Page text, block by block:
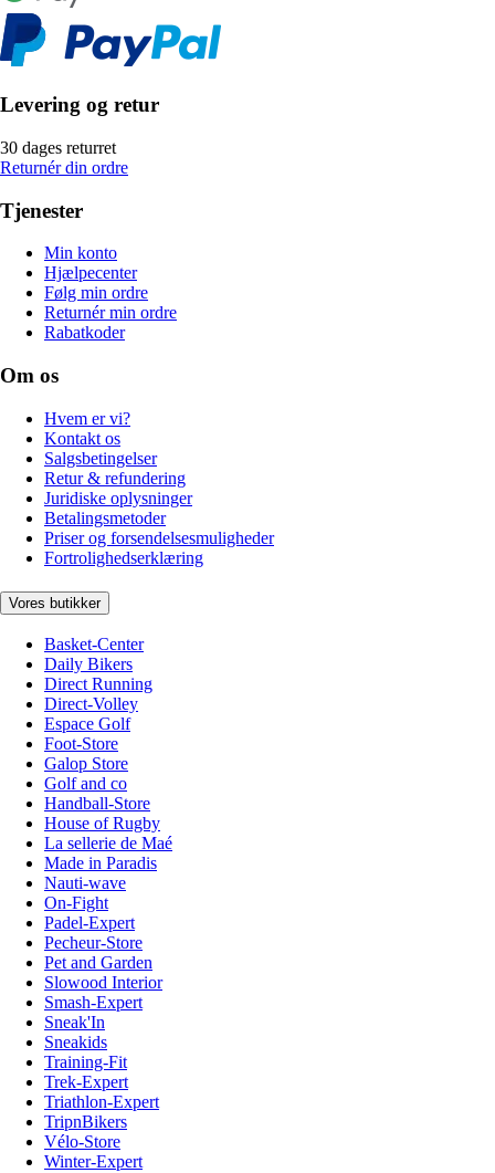
Levering og retur
30 dages returret
Returnér din ordre
Tjenester
Min konto
Hjælpecenter
Følg min ordre
Returnér min ordre
Rabatkoder
Om os
Hvem er vi?
Kontakt os
Salgsbetingelser
Retur & refundering
Juridiske oplysninger
Betalingsmetoder
Priser og forsendelsesmuligheder
Fortrolighedserklæring
Vores butikker
Basket-Center
Daily Bikers
Direct Running
Direct-Volley
Espace Golf
Foot-Store
Galop Store
Golf and co
Handball-Store
House of Rugby
La sellerie de Maé
Made in Paradis
Nauti-wave
On-Fight
Padel-Expert
Pecheur-Store
Pet and Garden
Slowood Interior
Smash-Expert
Sneak'In
Sneakids
Training-Fit
Trek-Expert
Triathlon-Expert
TripnBikers
Vélo-Store
Winter-Expert